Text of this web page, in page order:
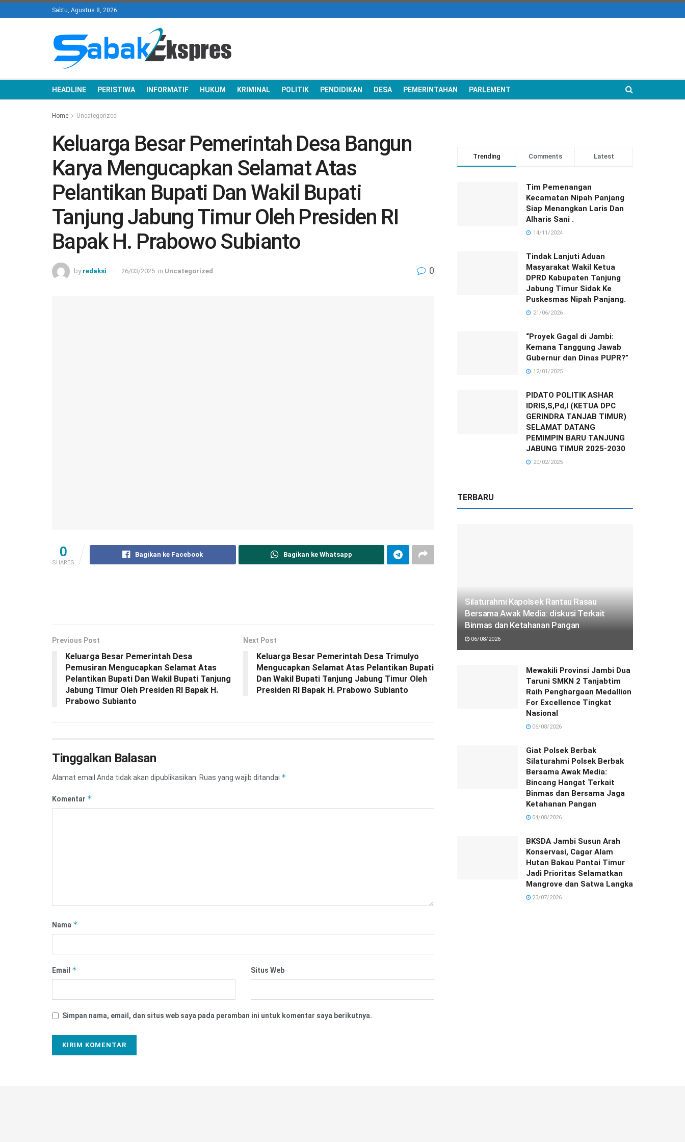
Sabtu, Agustus 8, 2026
HEADLINE PERISTIWA INFORMATIF HUKUM KRIMINAL POLITIK PENDIDIKAN DESA PEMERINTAHAN PARLEMENT
Home Uncategorized
Keluarga Besar Pemerintah Desa Bangun
Karya Mengucapkan Selamat Atas
Pelantikan Bupati Dan Wakil Bupati
Tanjung Jabung Timur Oleh Presiden RI
Bapak H. Prabowo Subianto
by redaksi 26/03/2025 in Uncategorized 0
0
SHARES
Bagikan ke Facebook Bagikan ke Whatsapp
Previous Post
Keluarga Besar Pemerintah Desa
Pemusiran Mengucapkan Selamat Atas
Pelantikan Bupati Dan Wakil Bupati Tanjung
Jabung Timur Oleh Presiden RI Bapak H.
Prabowo Subianto
Next Post
Keluarga Besar Pemerintah Desa Trimulyo
Mengucapkan Selamat Atas Pelantikan Bupati
Dan Wakil Bupati Tanjung Jabung Timur Oleh
Presiden RI Bapak H. Prabowo Subianto
Tinggalkan Balasan
Alamat email Anda tidak akan dipublikasikan. Ruas yang wajib ditandai *
Komentar *
Nama *
Email * Situs Web
Simpan nama, email, dan situs web saya pada peramban ini untuk komentar saya berikutnya.
Trending Comments Latest
Tim Pemenangan
Kecamatan Nipah Panjang
Siap Menangkan Laris Dan
Alharis Sani .
14/11/2024
Tindak Lanjuti Aduan
Masyarakat Wakil Ketua
DPRD Kabupaten Tanjung
Jabung Timur Sidak Ke
Puskesmas Nipah Panjang.
21/06/2026
“Proyek Gagal di Jambi:
Kemana Tanggung Jawab
Gubernur dan Dinas PUPR?”
12/01/2025
PIDATO POLITIK ASHAR
IDRIS,S,Pd,I (KETUA DPC
GERINDRA TANJAB TIMUR)
SELAMAT DATANG
PEMIMPIN BARU TANJUNG
JABUNG TIMUR 2025-2030
20/02/2025
TERBARU
Silaturahmi Kapolsek Rantau Rasau
Bersama Awak Media: diskusi Terkait
Binmas dan Ketahanan Pangan
06/08/2026
Mewakili Provinsi Jambi Dua
Taruni SMKN 2 Tanjabtim
Raih Penghargaan Medallion
For Excellence Tingkat
Nasional
06/08/2026
Giat Polsek Berbak
Silaturahmi Polsek Berbak
Bersama Awak Media:
Bincang Hangat Terkait
Binmas dan Bersama Jaga
Ketahanan Pangan
04/08/2026
BKSDA Jambi Susun Arah
Konservasi, Cagar Alam
Hutan Bakau Pantai Timur
Jadi Prioritas Selamatkan
Mangrove dan Satwa Langka
23/07/2026